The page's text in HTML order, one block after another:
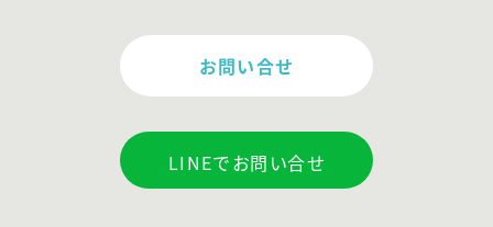
お問い合せ
LINEでお問い合せ